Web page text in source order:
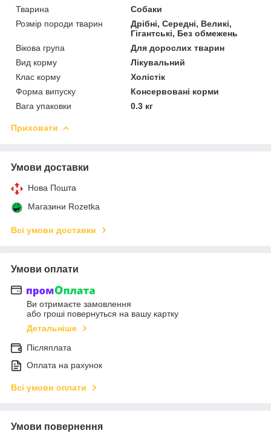
Тварина
Собаки
Розмір породи тварин
Дрібні, Середні, Великі,
Гігантські, Без обмежень
Вікова група
Для дорослих тварин
Вид корму
Лікувальний
Клас корму
Холістік
Форма випуску
Консервовані корми
Вага упаковки
0.3 кг
Приховати
Умови доставки
Нова Пошта
Магазини Rozetka
Всі умови доставки
Умови оплати
Ви отримаєте замовлення
або гроші повернуться на вашу картку
Детальніше
Післяплата
Оплата на рахунок
Всі умови оплати
Умови повернення